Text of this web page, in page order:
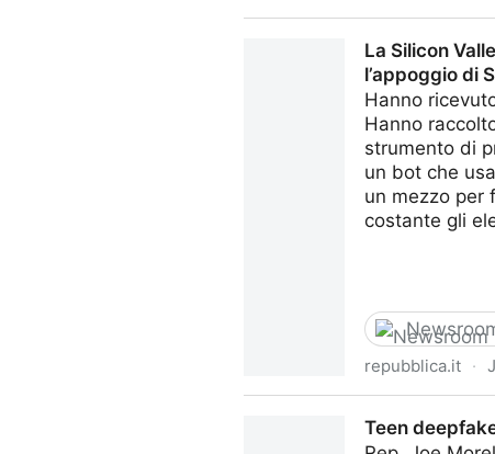
La Silicon
l’appoggio di
Hanno
Hanno
strumento di
un bot che
un mezzo per
costante gli
repubblica.it ·
Teen